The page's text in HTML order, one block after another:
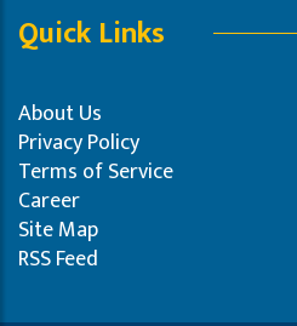
Quick Links
About Us
Privacy Policy
Terms of Service
Career
Site Map
RSS Feed